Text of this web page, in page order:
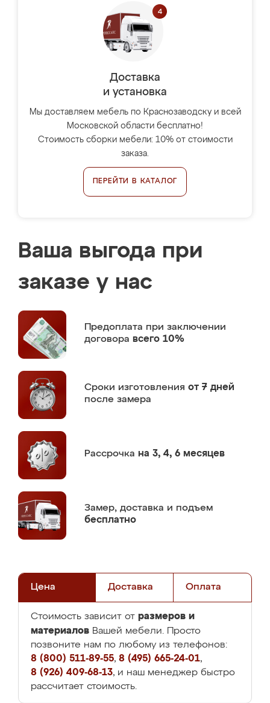
Доставка
и установка
Мы доставляем мебель по Краснозаводску и всей
Московской области бесплатно!
Стоимость сборки мебели: 10% от стоимости
заказа.
ПЕРЕЙТИ В КАТАЛОГ
Ваша выгода при
заказе у нас
Предоплата при заключении
договора всего 10%
Сроки изготовления от 7 дней
после замера
Рассрочка на 3, 4, 6 месяцев
Замер, доставка и подъем
бесплатно
Цена Доставка Оплата
Стоимость зависит от размеров и
материалов Вашей мебели. Просто
позвоните нам по любому из телефонов:
8 (800) 511-89-55, 8 (495) 665-24-01,
8 (926) 409-68-13, и наш менеджер быстро
рассчитает стоимость.